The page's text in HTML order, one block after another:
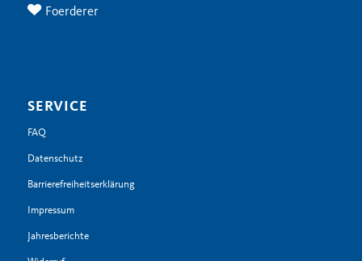
Foerderer
SERVICE
FAQ
Datenschutz
Barrierefreiheitserklärung
Impressum
Jahresberichte